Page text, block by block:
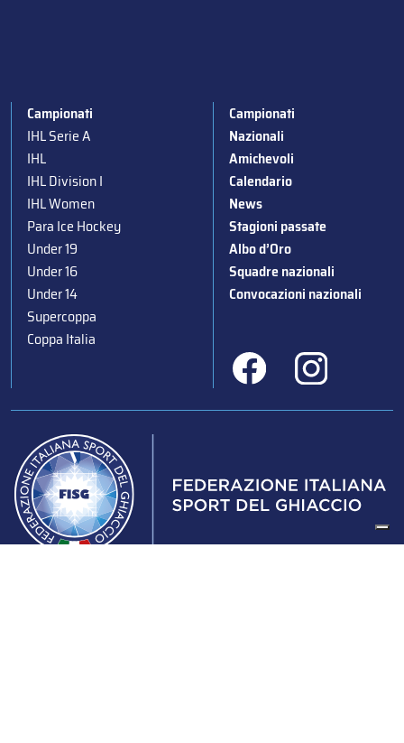
Campionati
IHL Serie A
IHL
IHL Division I
IHL Women
Para Ice Hockey
Under 19
Under 16
Under 14
Supercoppa
Coppa Italia
Campionati
Nazionali
Amichevoli
Calendario
News
Stagioni passate
Albo d’Oro
Squadre nazionali
Convocazioni nazionali